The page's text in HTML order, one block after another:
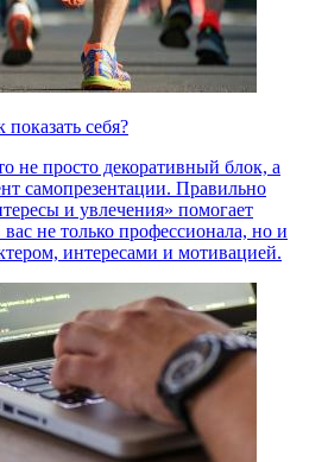
себя?
не просто декоративный блок, а
самопрезентации. Правильно
и увлечения» помогает
не только профессионала, но и
интересами и мотивацией.